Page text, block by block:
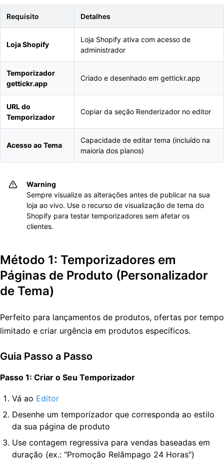
Requisito Detalhes
Loja Shopify
Loja Shopify ativa com acesso de
administrador
Temporizador
gettickr.app
Criado e desenhado em gettickr.app
URL do
Temporizador
Copiar da seção Renderizador no editor
Acesso ao Tema
Capacidade de editar tema (incluído na
maioria dos planos)
Warning
Sempre visualize as alterações antes de publicar na sua
loja ao vivo. Use o recurso de visualização de tema do
Shopify para testar temporizadores sem afetar os
clientes.
Método 1: Temporizadores em
Páginas de Produto (Personalizador
de Tema)
Perfeito para lançamentos de produtos, ofertas por tempo
limitado e criar urgência em produtos específicos.
Guia Passo a Passo
Passo 1: Criar o Seu Temporizador
Vá ao Editor
Desenhe um temporizador que corresponda ao estilo
da sua página de produto
Use contagem regressiva para vendas baseadas em
duração (ex.: "Promoção Relâmpago 24 Horas")